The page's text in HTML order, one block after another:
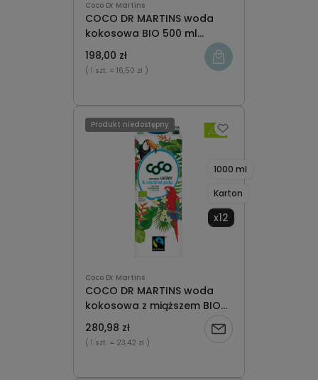
Coco Dr Martins
COCO DR MARTINS woda
kokosowa BIO 500 ml
karton x12
198,00 zł
( 1 szt. = 16,50 zł )
Coco Dr Martins
COCO DR MARTINS woda
kokosowa z miąższem BIO
1000 ml karton x12
1000 ml
Karton
x12
280,98 zł
( 1 szt. = 23,42 zł )
Produkt niedostępny
Powiadom